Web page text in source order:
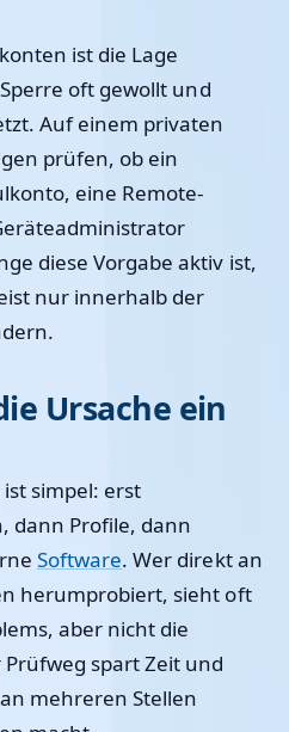
ist die Lage
oft gewollt und
Auf einem privaten
prüfen, ob ein
eine Remote-
diese Vorgabe aktiv ist,
nur innerhalb der
Ursache ein
simpel: erst
dann Profile, dann
Software. Wer direkt an
herumprobiert, sieht oft
aber nicht die
spart Zeit und
mehreren Stellen